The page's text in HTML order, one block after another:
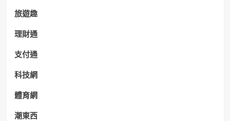
旅遊趣
理財通
支付通
科技網
體育網
潮東西